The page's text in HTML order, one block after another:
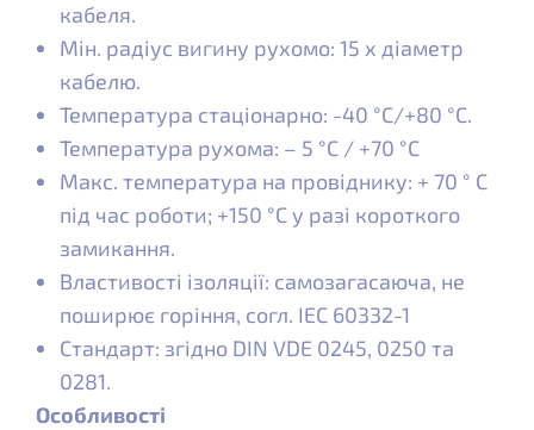
кабеля.
Мін. радіус вигину рухомо: 15 x діаметр
кабелю.
Температура стаціонарно: -40 °C/+80 °C.
Температура рухома: – 5 °C / +70 °C
Макс. температура на провіднику: + 70 ° C
під час роботи; +150 °C у разі короткого
замикання.
Властивості ізоляції: самозагасаюча, не
поширює горіння, согл. IEC 60332-1
Стандарт: згідно DIN VDE 0245, 0250 та
0281.
Особливості